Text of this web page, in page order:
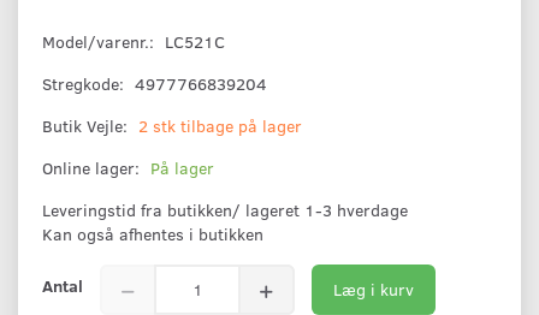
Model/varenr.: LC521C
Stregkode: 4977766839204
Butik Vejle: 2 stk tilbage på lager
Online lager: På lager
Leveringstid fra butikken/ lageret 1-3 hverdage
Kan også afhentes i butikken
Antal Læg i kurv